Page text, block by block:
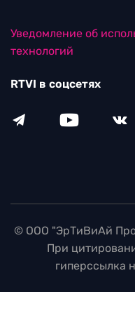
Уведомление об
технологий
RTVI в соцсетях
© ООО "ЭрТиВиАй
При
гиперссылка